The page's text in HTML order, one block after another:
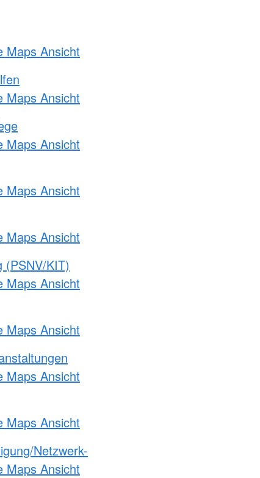
Maps Ansicht
Maps Ansicht
Maps Ansicht
Maps Ansicht
Maps Ansicht
(PSNV/KIT)
Maps Ansicht
Maps Ansicht
Maps Ansicht
Maps Ansicht
Netzwerk-
Maps Ansicht